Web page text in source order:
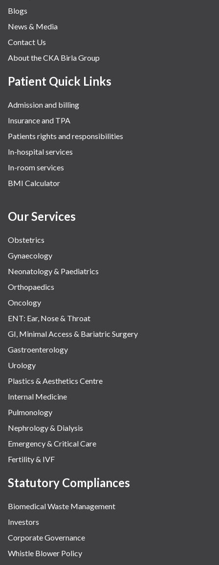
Blogs
News & Media
Contact Us
About the CKA Birla Group
Patient Quick Links
Admission and billing
Insurance and TPA
Patients rights and responsibilities
In-hospital services
In-room services
BMI Calculator
Our Services
Obstetrics
Gynaecology
Neonatology & Paediatrics
Orthopaedics
Oncology
ENT: Ear, Nose & Throat
GI, Minimal Access & Bariatric Surgery
Gastroenterology
Urology
Plastics & Aesthetics Centre
Internal Medicine
Pulmonology
Nephrology & Dialysis
Emergency & Critical Care
Fertility & IVF
Statutory Compliances
Biomedical Waste Management
Investors
Corporate Governance
Whistle Blower Policy